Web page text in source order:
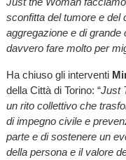
sconfitta del tumore e del
aggregazione e di
davvero fare molto per
Ha chiuso gli interventi
della Città di Torino: “Just
un rito collettivo che
di impegno civile e
parte e di sostenere un
della persona e il valore